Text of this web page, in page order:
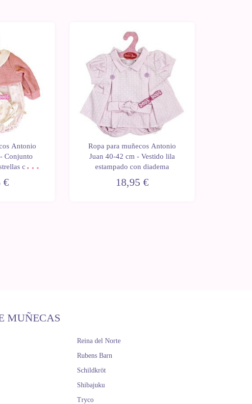
Antonio
Conjunto
con
€
Ropa para muñecos Antonio
Juan 40-42 cm - Vestido lila
estampado con diadema
18,95 €
MUÑECAS
Reina del Norte
Rubens Barn
Schildkröt
Shibajuku
Tryco